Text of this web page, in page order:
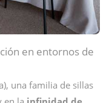
en entornos de
una familia de sillas